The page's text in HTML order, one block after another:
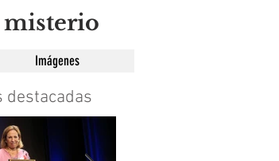
misterio
destacadas
Imágenes